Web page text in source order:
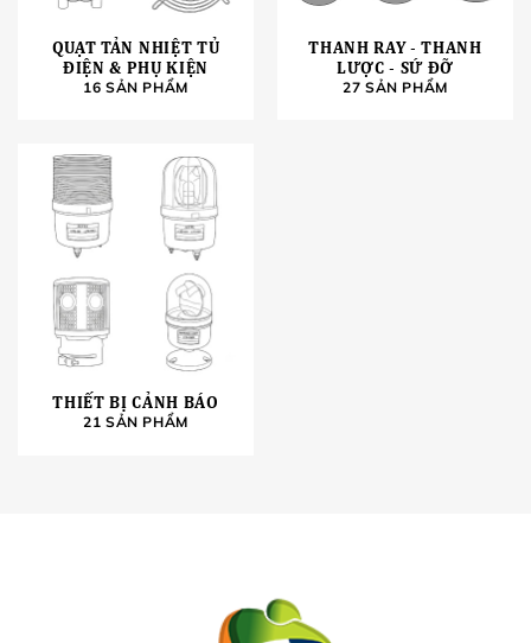
QUẠT TẢN NHIỆT TỦ
ĐIỆN & PHỤ KIỆN
16 SẢN PHẨM
THANH RAY - THANH
LƯỢC - SỨ ĐỠ
27 SẢN PHẨM
THIẾT BỊ CẢNH BÁO
21 SẢN PHẨM